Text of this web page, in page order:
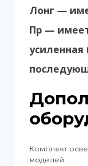
Лонг —
Пр —
усиленная
Комплект
моделей